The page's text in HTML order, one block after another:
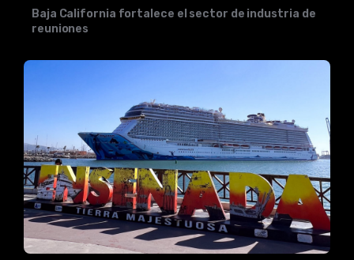
Baja California fortalece el sector de industria de
reuniones